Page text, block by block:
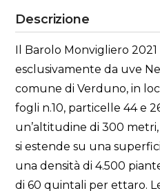
Descrizione
Il Barolo Monvigliero
esclusivamente da uve
comune di Verduno, in
fogli n.10, particelle 44 e
un’altitudine di 300 metri,
si estende su una
una densità di 4.500
di 60 quintali per ettaro.